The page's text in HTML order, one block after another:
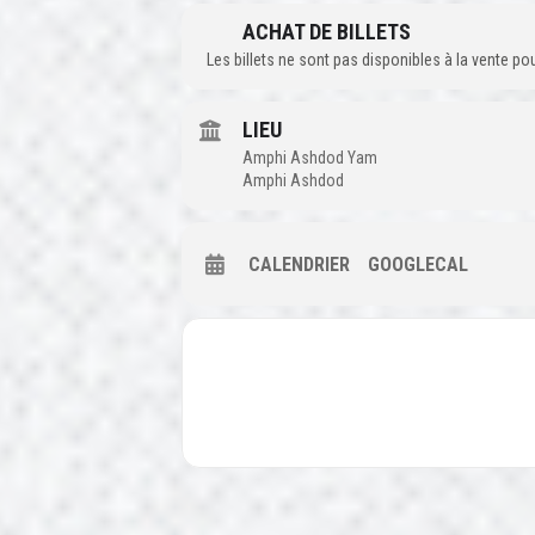
ACHAT DE BILLETS
Les billets ne sont pas disponibles à la vente
LIEU
Amphi Ashdod Yam
Amphi Ashdod
CALENDRIER GOOGLECAL